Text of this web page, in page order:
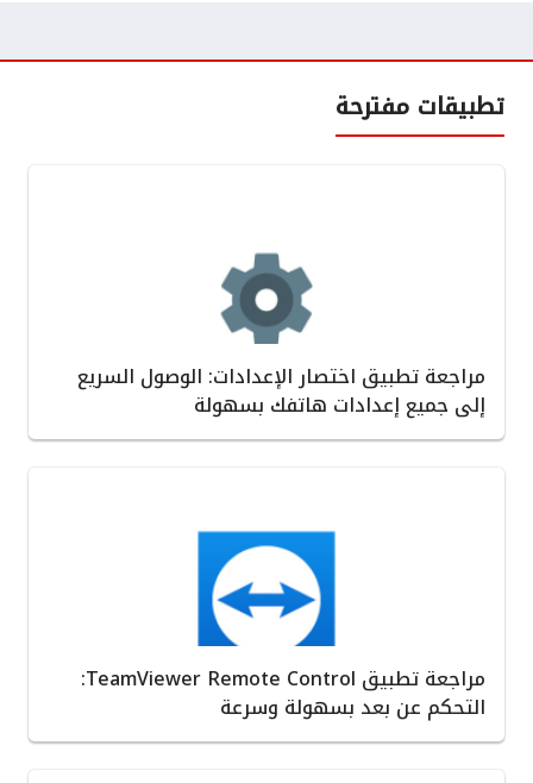
تطبيقات مفترحة
مراجعة تطبيق اختصار الإعدادات: الوصول السريع
إلى جميع إعدادات هاتفك بسهولة
مراجعة تطبيق TeamViewer Remote Control:
التحكم عن بعد بسهولة وسرعة